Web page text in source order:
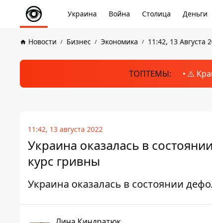
Украина Война Столица Деньги
Новости Бизнес Экономика 11:42, 13 Августа
ТОПТЕМЫ: ⚠️
11:42, 13 августа 2022
Украина оказалась в
курс гривны
Украина оказалась в состоянии